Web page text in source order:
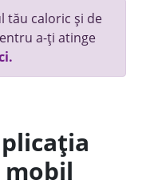
tău caloric și de
a-ți atinge